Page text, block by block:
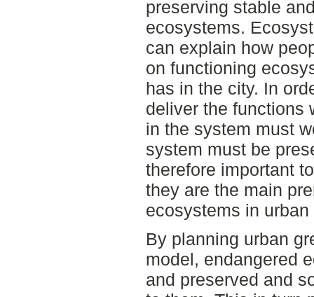
preserving stable
ecosystems.
can explain how
on functioning
has in the city. In
deliver the functions
in the system must
system must be
therefore important
they are the main
ecosystems in
By planning urban
model, endangered
and preserved and